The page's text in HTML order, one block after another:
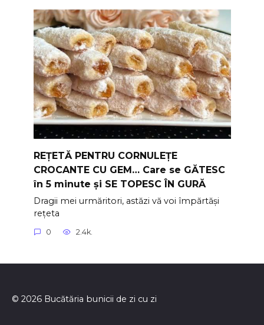
REȚETĂ PENTRU CORNULEȚE
CROCANTE CU GEM… Care se GĂTESC
în 5 minute și SE TOPESC ÎN GURĂ
Dragii mei urmăritori, astăzi vă voi împărtăși
rețeta
0 2.4k.
© 2026 Bucătăria bunicii de zi cu zi